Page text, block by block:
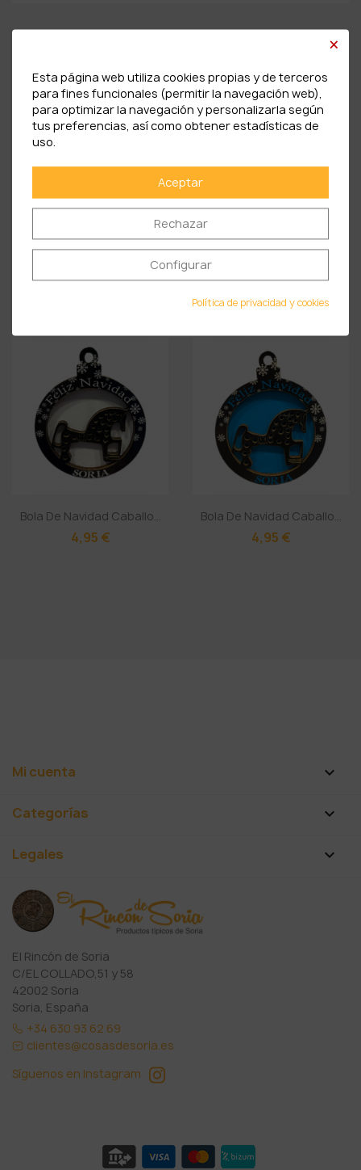
Bola De Navidad Motivos
De...
Monumentos...
6,90 €
Bola De Navidad Caballo...
4,95 €
Bola De Navidad Caballo...
4,95 €
Mi cuenta 
Categorías 
Legales 
El Rincón de Soria
C/EL COLLADO,51 y 58
42002 Soria
Soria, España
+34 630 93 62 69
clientes@cosasdesoria.es
Síguenos en Instagram
×
Esta página web utiliza cookies propias y de terceros
para fines funcionales (permitir la navegación web),
para optimizar la navegación y personalizarla según
tus preferencias, así como obtener estadísticas de
uso.
Aceptar
Rechazar
Configurar
Política de privacidad y cookies